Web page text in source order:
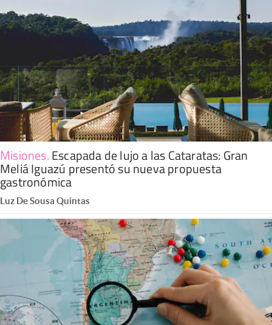
Misiones.Escapada de lujo a las Cataratas: Gran
Meliá Iguazú presentó su nueva propuesta
gastronómica
Luz De Sousa Quintas